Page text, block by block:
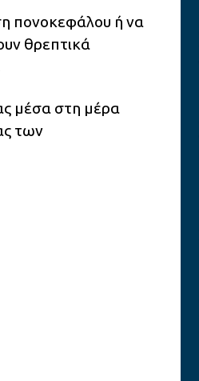
πονοκεφάλου ή να
θρεπτικά
μέσα στη μέρα
των